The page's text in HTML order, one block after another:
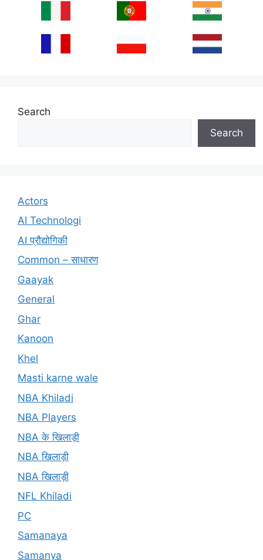
Search
Search
Actors
AI Technologi
AI प्रौद्योगिकी
Common – साधारण
Gaayak
General
Ghar
Kanoon
Khel
Masti karne wale
NBA Khiladi
NBA Players
NBA के खिलाड़ी
NBA खिलाड़ी
NBA खिलाड़ी
NFL Khiladi
PC
Samanaya
Samanya